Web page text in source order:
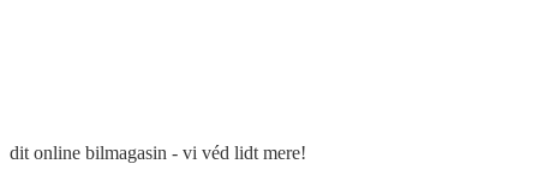
dit online bilmagasin - vi véd lidt mere!